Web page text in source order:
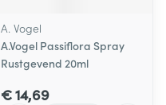
A. Vogel
A.Vogel Passiflora Spray
Rustgevend 20ml
€ 14,69